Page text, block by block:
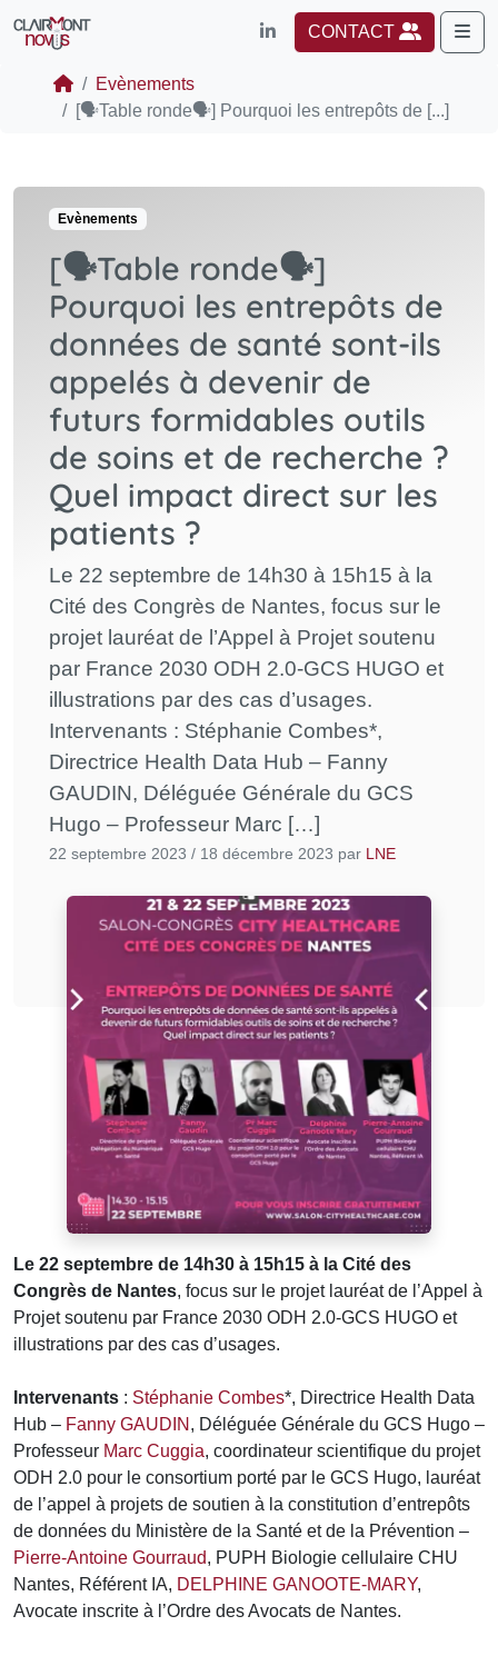
CONTACT
Evènements
[🗣️Table ronde🗣️] Pourquoi les entrepôts de [...]
Evènements
[🗣️Table ronde🗣️]
Pourquoi les entrepôts de
données de santé sont-ils
appelés à devenir de
futurs formidables outils
de soins et de recherche ?
Quel impact direct sur les
patients ?
Le 22 septembre de 14h30 à 15h15 à la
Cité des Congrès de Nantes, focus sur le
projet lauréat de l’Appel à Projet soutenu
par France 2030 ODH 2.0-GCS HUGO et
illustrations par des cas d’usages.
Intervenants : Stéphanie Combes*,
Directrice Health Data Hub – Fanny
GAUDIN, Déléguée Générale du GCS
Hugo – Professeur Marc […]
22 septembre 2023 / 18 décembre 2023 par LNE
Le 22 septembre de 14h30 à 15h15 à la Cité des
Congrès de Nantes, focus sur le projet lauréat de l’Appel à
Projet soutenu par France 2030 ODH 2.0-GCS HUGO et
illustrations par des cas d’usages.
Intervenants : Stéphanie Combes*, Directrice Health Data
Hub – Fanny GAUDIN , Déléguée Générale du GCS Hugo –
Professeur Marc Cuggia, coordinateur scientifique du projet
ODH 2.0 pour le consortium porté par le GCS Hugo, lauréat
de l’appel à projets de soutien à la constitution d’entrepôts
de données du Ministère de la Santé et de la Prévention –
Pierre-Antoine Gourraud, PUPH Biologie cellulaire CHU
Nantes, Référent IA, DELPHINE GANOOTE-MARY,
Avocate inscrite à l’Ordre des Avocats de Nantes.